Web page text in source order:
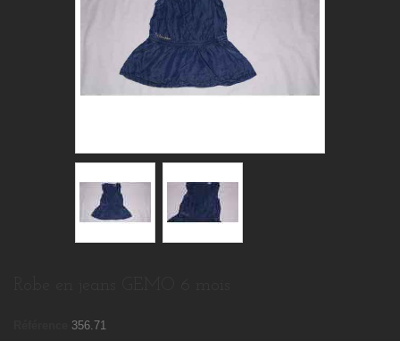
356.71